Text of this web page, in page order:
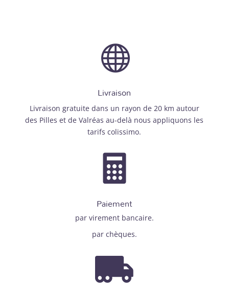

Livraison
Livraison gratuite dans un rayon de 20 km autour
des Pilles et de Valréas au-delà nous appliquons les
tarifs colissimo.

Paiement
par virement bancaire.
par chèques.
